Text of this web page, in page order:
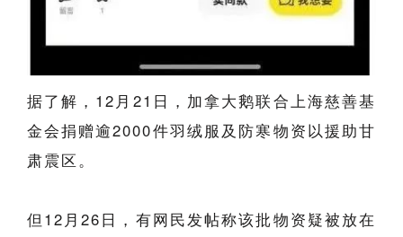
据了解，12月21日，加拿大鹅联合上海慈善基
金会捐赠逾2000件羽绒服及防寒物资以援助甘
肃震区。
但12月26日，有网民发帖称该批物资疑被放在